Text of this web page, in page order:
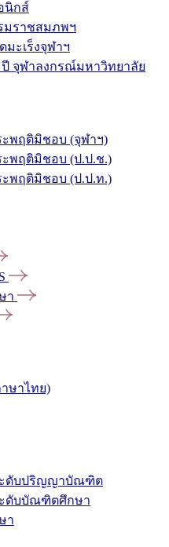
นิกส์
มราชสมภพฯ
ะเร็งจุฬาฯ
ปี จุฬาลงกรณ์มหาวิทยาลัย
ะพฤติมิชอบ (จุฬาฯ)
ะพฤติมิชอบ (ป.ป.ช.)
ะพฤติมิชอบ (ป.ป.ท.)
า
ษาไทย)
ะดับปริญญาบัณฑิต
ดับบัณฑิตศึกษา
า